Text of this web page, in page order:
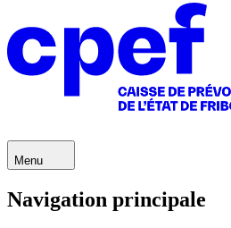
Menu
Navigation principale